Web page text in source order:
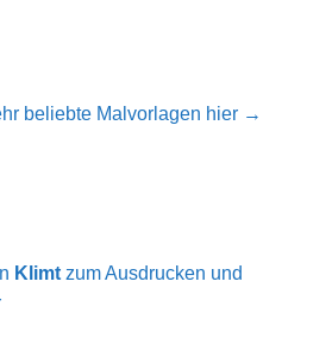
beliebte Malvorlagen hier →
Klimt zum Ausdrucken und